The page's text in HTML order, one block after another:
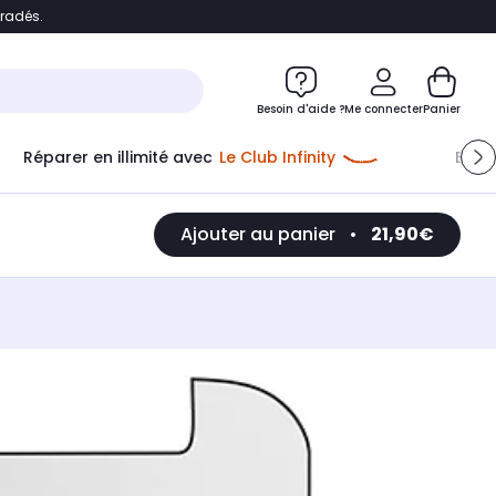
Accéder directement au chatbot
Besoin d'aide ?Me connecterPanier
Réparer en illimité avec Le Club Infinity
Ajouter au panier • 21,90€